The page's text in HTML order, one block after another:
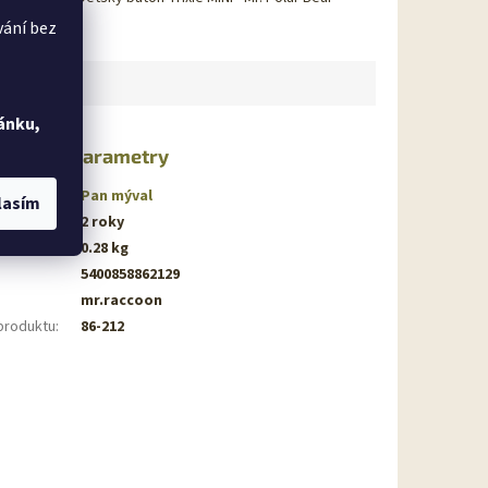
bez
parametry
:
Pan mýval
2 roky
0.28 kg
5400858862129
mr.raccoon
: 86-212